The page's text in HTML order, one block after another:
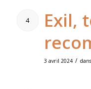
4
Exil,
3 avril 2024 / dans